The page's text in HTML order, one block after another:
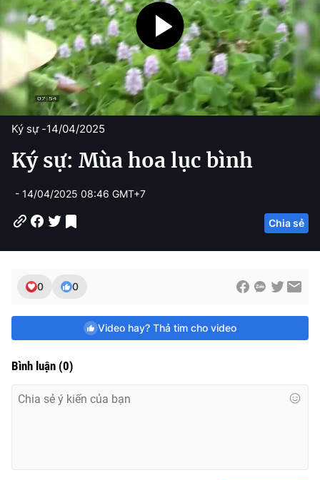
Ký sự -14/04/2025
Ký sự: Mùa hoa lục bình
- 14/04/2025 08:46 GMT+7
Chia sẻ
0 0
Video hay? Thả tim cho video
Bình luận (0)